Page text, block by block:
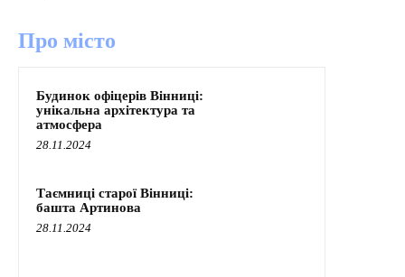
Про місто
Будинок офіцерів Вінниці:
унікальна архітектура та
атмосфера
28.11.2024
Таємниці старої Вінниці:
башта Артинова
28.11.2024